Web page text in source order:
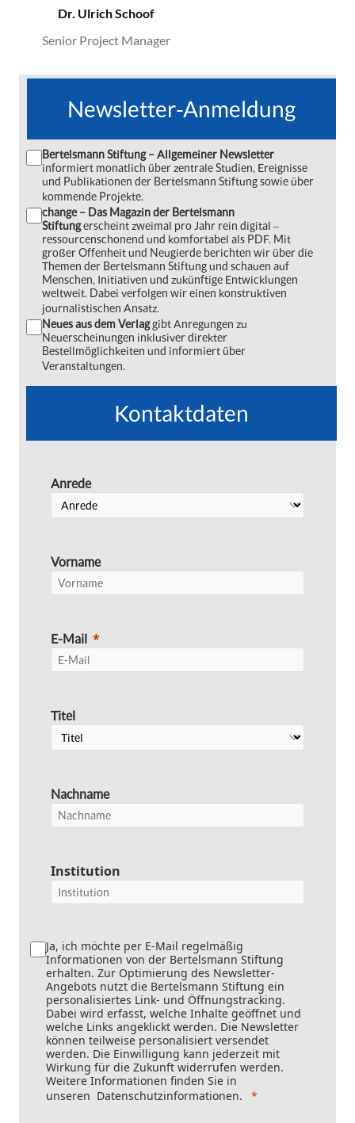
Dr. Ulrich Schoof
Senior Project Manager
Newsletter-Anmeldung
Bertelsmann Stiftung – Allgemeiner Newsletter
informiert monatlich über zentrale Studien, Ereignisse
und Publikationen der Bertelsmann Stiftung sowie über
kommende Projekte.
change – Das Magazin der Bertelsmann
Stiftungerscheint zweimal pro Jahr rein digital ‒
ressourcenschonend und komfortabel als PDF. Mit
großer Offenheit und Neugierde berichten wir über die
Themen der Bertelsmann Stiftung und schauen auf
Menschen, Initiativen und zukünftige Entwicklungen
weltweit. Dabei verfolgen wir einen konstruktiven
journalistischen Ansatz.
Neues aus dem Verlaggibt Anregungen zu
Neuerscheinungen inklusiver direkter
Bestellmöglichkeiten und informiert über
Veranstaltungen.
Kontaktdaten
Anrede
Vorname
E-Mail
Titel
Nachname
Institution
Ja, ich möchte per E-Mail regelmäßig
Informationen von der Bertelsmann Stiftung
erhalten. Zur Optimierung des Newsletter-
Angebots nutzt die Bertelsmann Stiftung ein
personalisiertes Link- und Öffnungstracking.
Dabei wird erfasst, welche Inhalte geöffnet und
welche Links angeklickt werden. Die Newsletter
können teilweise personalisiert versendet
werden. Die Einwilligung kann jederzeit mit
Wirkung für die Zukunft widerrufen werden.
Weitere Informationen finden Sie in
unseren Datenschutzinformationen.